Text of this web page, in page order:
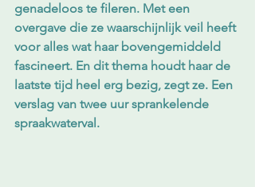
genadeloos te fileren. Met een
overgave die ze waarschijnlijk veil heeft
voor alles wat haar bovengemiddeld
fascineert. En dit thema houdt haar de
laatste tijd heel erg bezig, zegt ze. Een
verslag van twee uur sprankelende
spraakwaterval.